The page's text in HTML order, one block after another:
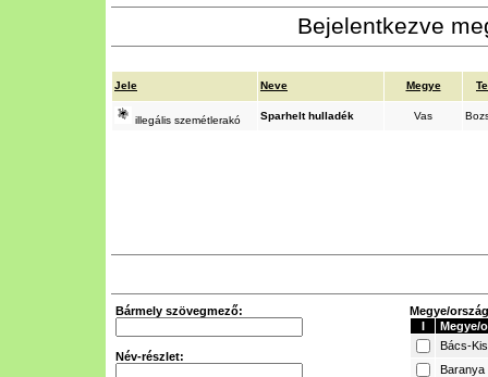
Bejelentkezve
Jele Neve Megye
illegális szemétlerakó Sparhelt hulladék Vas
Bármely szövegmező:
Név-részlet:
Megye/
I
Megye/
Bács-
Baranya